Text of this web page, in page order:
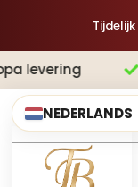
 2-3 dagen
NEDERLANDS